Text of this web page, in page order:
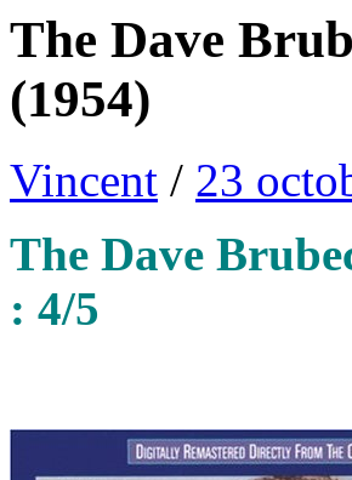
The Dave
(1954)
Vincent / 23
The Dave
: 4/5